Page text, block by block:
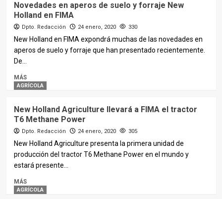
Novedades en aperos de suelo y forraje New
Holland en FIMA
Dpto. Redacción 24 enero, 2020 330
New Holland en FIMA expondrá muchas de las novedades en
aperos de suelo y forraje que han presentado recientemente.
De...
MÁS
AGRÍCOLA
New Holland Agriculture llevará a FIMA el tractor
T6 Methane Power
Dpto. Redacción 24 enero, 2020 305
New Holland Agriculture presenta la primera unidad de
producción del tractor T6 Methane Power en el mundo y
estará presente...
MÁS
AGRÍCOLA